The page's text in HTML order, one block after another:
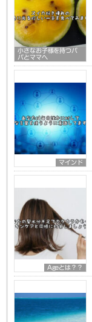
小さなお子様を持つパ
パとママへ
マインド
Ageとは？？